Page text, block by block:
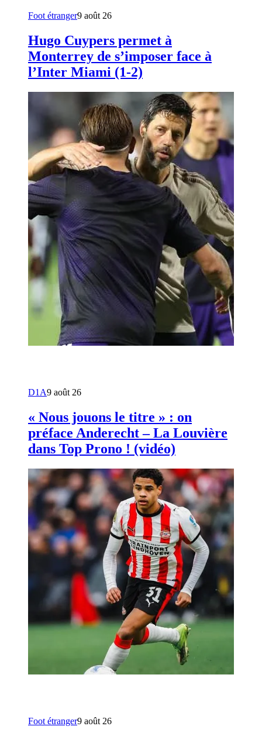
Foot étranger9 août 26
Hugo Cuypers permet à
Monterrey de s’imposer face à
l’Inter Miami (1-2)
D1A9 août 26
« Nous jouons le titre » : on
préface Anderecht – La Louvière
dans Top Prono ! (vidéo)
Foot étranger9 août 26